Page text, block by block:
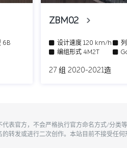
6B
ZBM02
设计速度120 km/h 列
编组形式4M2T
27 组 2020-2021造
代表官方，不会严格执行官方命名方式/分
转发或进行二次创作。本站目前不接受任